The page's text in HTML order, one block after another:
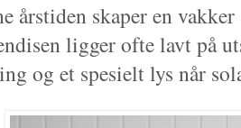
årstiden skaper en
ligger ofte lavt på
og et spesielt lys når